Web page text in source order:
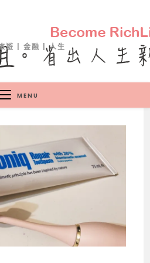
遊 | 金融 | 人生
MENU